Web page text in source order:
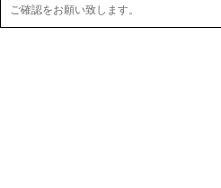
ご確認をお願い致します。